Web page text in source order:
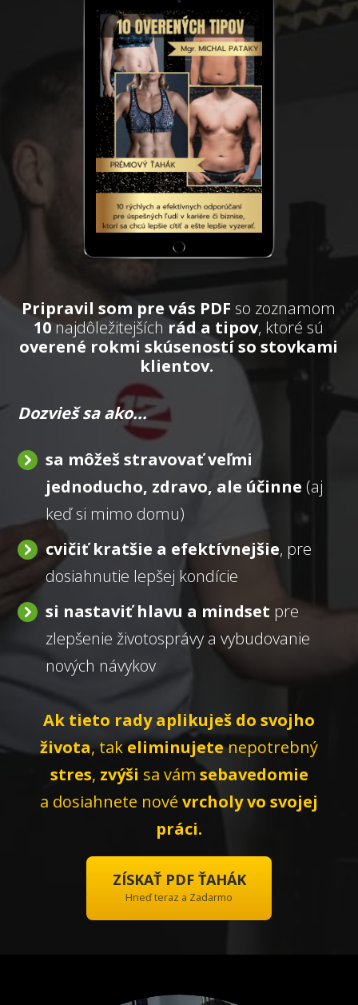
Pripravil som pre vás PDF so zoznamom
10najdôležitejších rád a tipov, ktoré sú
overené rokmi skúseností so stovkami
klientov.
Dozvieš sa ako...
sa môžeš stravovať veľmi
jednoducho, zdravo, ale účinne (aj
keď si mimo domu)
cvičiť kratšie a efektívnejšie, pre
dosiahnutie lepšej kondície
si nastaviť hlavu a mindset pre
zlepšenie životosprávy a vybudovanie
nových návykov
Ak tieto rady aplikuješ do svojho
života, takeliminujetenepotrebný
stres, zvýši sa vám sebavedomie
a dosiahnete nové vrcholy vo svojej
práci.
ZÍSKAŤ PDF ŤAHÁK
Hneď teraz a Zadarmo